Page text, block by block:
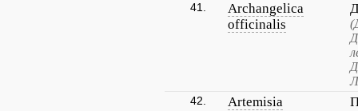
41.
Archangelica
officinalis
42.
Artemisia